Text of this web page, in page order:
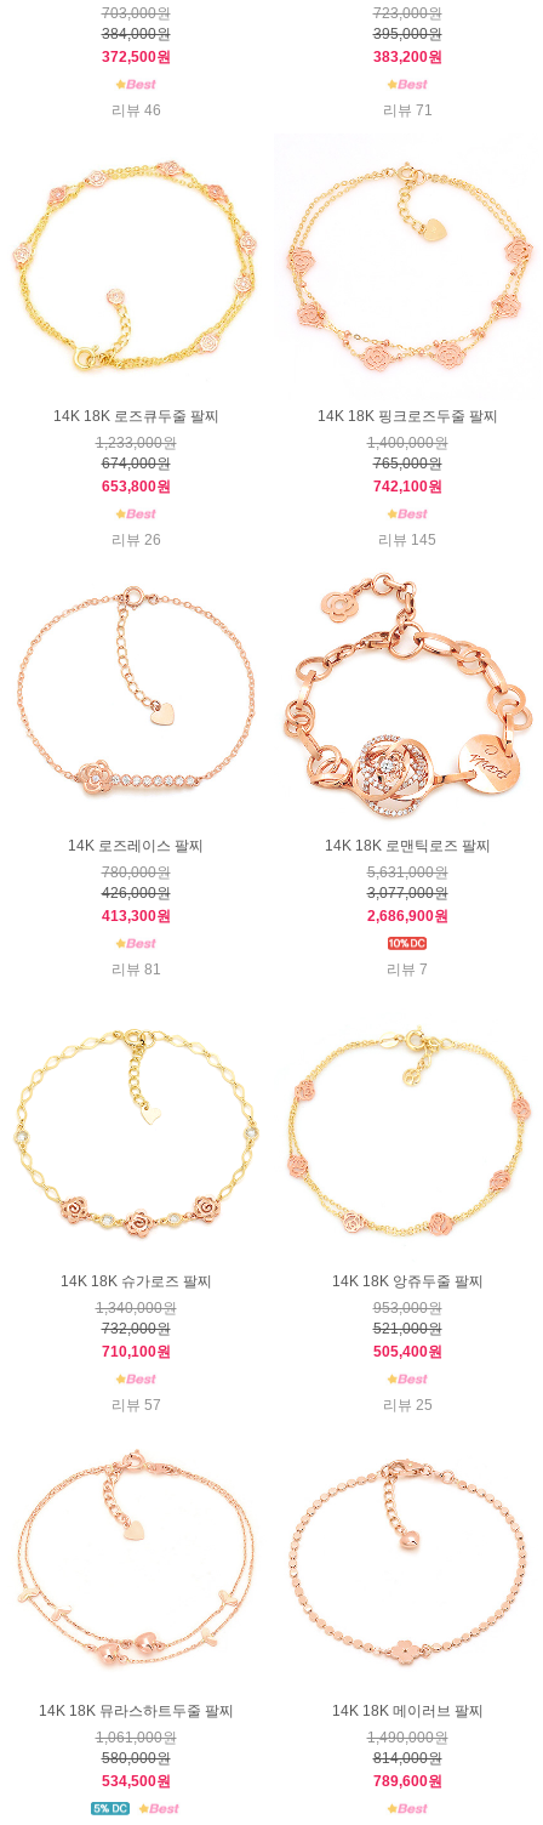
703,000원
384,000원
372,500원
리뷰 46
723,000원
395,000원
383,200원
리뷰 71
14K 18K 로즈큐두줄 팔찌
1,233,000원
674,000원
653,800원
리뷰 26
14K 18K 핑크로즈두줄 팔찌
1,400,000원
765,000원
742,100원
리뷰 145
14K 로즈레이스 팔찌
780,000원
426,000원
413,300원
리뷰 81
14K 18K 로맨틱로즈 팔찌
5,631,000원
3,077,000원
2,686,900원
리뷰 7
14K 18K 슈가로즈 팔찌
1,340,000원
732,000원
710,100원
리뷰 57
14K 18K 앙쥬두줄 팔찌
953,000원
521,000원
505,400원
리뷰 25
14K 18K 뮤라스하트두줄 팔찌
1,061,000원
580,000원
534,500원
14K 18K 메이러브 팔찌
1,490,000원
814,000원
789,600원